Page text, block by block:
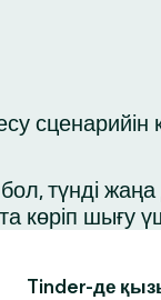
жаңа
көріп шығу
Tinder-де